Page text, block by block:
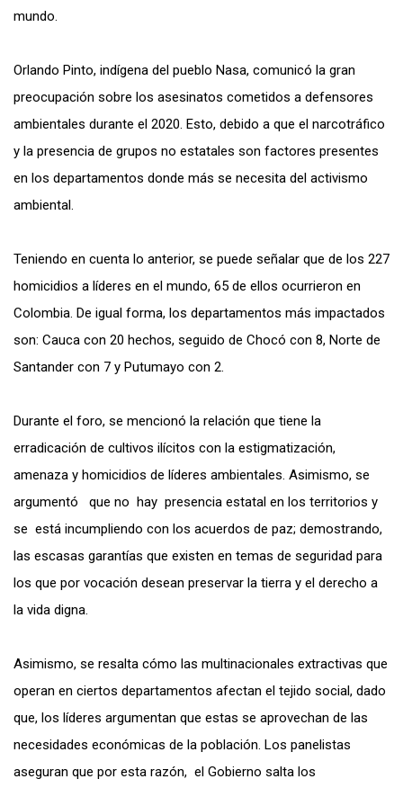
mundo.
Orlando Pinto, indígena del pueblo Nasa, comunicó la gran
preocupación sobre los asesinatos cometidos a defensores
ambientales durante el 2020. Esto, debido a que el narcotráfico
y la presencia de grupos no estatales son factores presentes
en los departamentos donde más se necesita del activismo
ambiental.
Teniendo en cuenta lo anterior, se puede señalar que de los 227
homicidios a líderes en el mundo, 65 de ellos ocurrieron en
Colombia. De igual forma, los departamentos más impactados
son: Cauca con 20 hechos, seguido de Chocó con 8, Norte de
Santander con 7 y Putumayo con 2.
Durante el foro, se mencionó la relación que tiene la
erradicación de cultivos ilícitos con la estigmatización,
amenaza y homicidios de líderes ambientales. Asimismo, se
argumentó que no hay presencia estatal en los territorios y
se está incumpliendo con los acuerdos de paz; demostrando,
las escasas garantías que existen en temas de seguridad para
los que por vocación desean preservar la tierra y el derecho a
la vida digna.
Asimismo, se resalta cómo las multinacionales extractivas que
operan en ciertos departamentos afectan el tejido social, dado
que, los líderes argumentan que estas se aprovechan de las
necesidades económicas de la población. Los panelistas
aseguran que por esta razón, el Gobierno salta los